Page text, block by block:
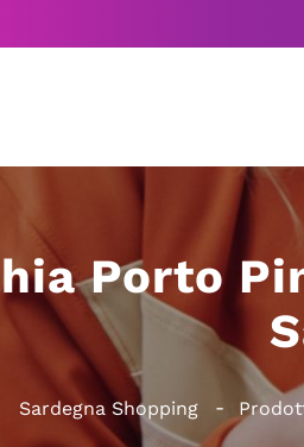
Porto
Sardegna Shopping